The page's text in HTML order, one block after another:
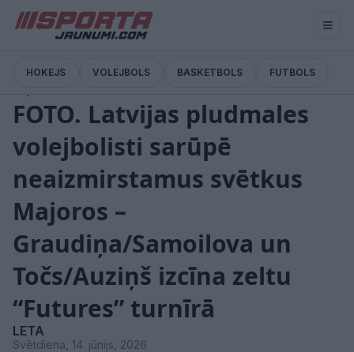
HOKEJS VOLEJBOLS BASKETBOLS FUTBOLS
FOTO. Latvijas pludmales
volejbolisti sarūpē
neaizmirstamus svētkus
Majoros –
Graudiņa/Samoilova un
Točs/Auziņš izcīna zeltu
“Futures” turnīrā
LETA
Svētdiena, 14. jūnijs, 2026